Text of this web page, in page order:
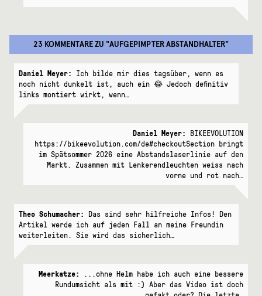
23 KOMMENTAREZU "AUFGEPIMPTER ABSTANDHALTER"
Daniel Meyer: Ich bilde mir dies tagsüber, wenn es
noch nicht dunkelt ist, auch ein 😂 Jedoch definitiv
links montiert wirkt, wenn…
Daniel Meyer: BIKEEVOLUTION
https://bikeevolution.com/de#checkoutSection bringt
im Spätsommer 2026 eine Abstandslaserlinie auf den
Markt. Zusammen mit Lenkerendleuchten weiss nach
vorne und rot nach…
Theo Schumacher: Das sind sehr hilfreiche Infos! Den
Artikel werde ich auf jeden Fall an meine Freundin
weiterleiten. Sie wird das sicherlich…
Meerkatze:
...ohne Helm habe ich auch eine bessere
Rundumsicht als mit :) Aber das Video ist doch